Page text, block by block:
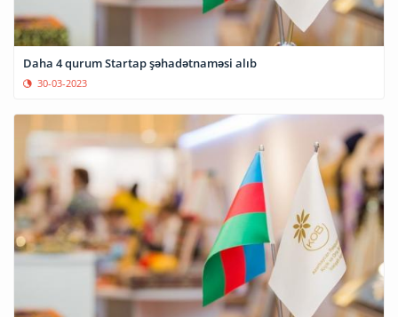
Daha 4 qurum Startap şəhadətnaməsi alıb
30-03-2023